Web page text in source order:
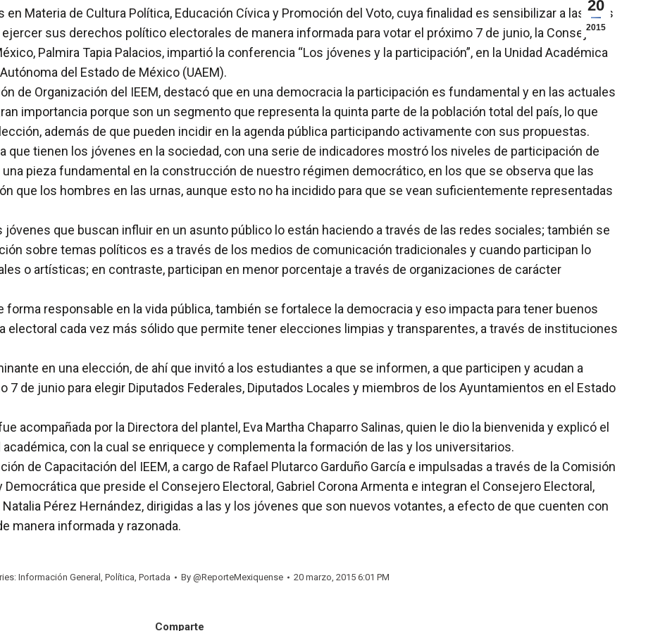
20
2015
Materia de Cultura Política, Educación Cívica y Promoción del Voto, cuya finalidad es sensibilizar a las y los
sus derechos político electorales de manera informada para votar el próximo 7 de junio, la Consejera
Palmira Tapia Palacios, impartió la conferencia “Los jóvenes y la participación”, en la Unidad Académica
del Estado de México (UAEM).
de Organización del IEEM, destacó que en una democracia la participación es fundamental y en las actuales
importancia porque son un segmento que representa la quinta parte de la población total del país, lo que
además de que pueden incidir en la agenda pública participando activamente con sus propuestas.
tienen los jóvenes en la sociedad, con una serie de indicadores mostró los niveles de participación de
pieza fundamental en la construcción de nuestro régimen democrático, en los que se observa que las
que los hombres en las urnas, aunque esto no ha incidido para que se vean suficientemente representadas
que buscan influir en un asunto público lo están haciendo a través de las redes sociales; también se
sobre temas políticos es a través de los medios de comunicación tradicionales y cuando participan lo
o artísticas; en contraste, participan en menor porcentaje a través de organizaciones de carácter
forma responsable en la vida pública, también se fortalece la democracia y eso impacta para tener buenos
electoral cada vez más sólido que permite tener elecciones limpias y transparentes, a través de instituciones
en una elección, de ahí que invitó a los estudiantes a que se informen, a que participen y acudan a
de junio para elegir Diputados Federales, Diputados Locales y miembros de los Ayuntamientos en el Estado
acompañada por la Directora del plantel, Eva Martha Chaparro Salinas, quien le dio la bienvenida y explicó el
con la cual se enriquece y complementa la formación de las y los universitarios.
de Capacitación del IEEM, a cargo de Rafael Plutarco Garduño García e impulsadas a través de la Comisión
que preside el Consejero Electoral, Gabriel Corona Armenta e integran el Consejero Electoral,
Pérez Hernández, dirigidas a las y los jóvenes que son nuevos votantes, a efecto de que cuenten con
manera informada y razonada.
Información General , Política, Portada By @ReporteMexiquense 20 marzo, 2015 6:01 PM
Comparte